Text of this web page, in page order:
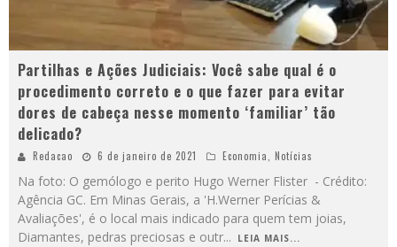
Partilhas e Ações Judiciais: Você sabe qual é o
procedimento correto e o que fazer para evitar
dores de cabeça nesse momento ‘familiar’ tão
delicado?
Redacao 6 de janeiro de 2021 Economia, Notícias
Na foto: O gemólogo e perito Hugo Werner Flister - Crédito:
Agência GC. Em Minas Gerais, a 'H.Werner Perícias &
Avaliações', é o local mais indicado para quem tem joias,
Diamantes, pedras preciosas e outr... LEIA MAIS...